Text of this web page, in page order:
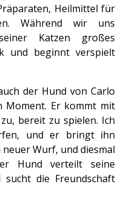
Heilmittel für
Während wir uns
Katzen großes
und beginnt verspielt
der Hund von Carlo
Moment. Er kommt mit
bereit zu spielen. Ich
und er bringt ihn
Wurf, und diesmal
Hund verteilt seine
die Freundschaft